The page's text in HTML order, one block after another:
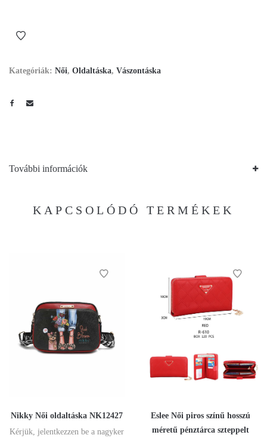
Kategóriák: Női, Oldaltáska, Vászontáska
További információk
KAPCSOLÓDÓ TERMÉKEK
Nikky Női oldaltáska NK12427
Kérjük, jelentkezzen be a nagyker
Eslee Női piros színű hosszú
méretű pénztárca szteppelt